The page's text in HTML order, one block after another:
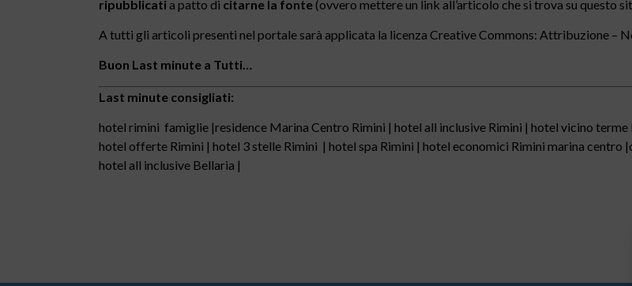
ripubblicati a patto di citarne la fonte(ovvero mettere un link all’articolo che si trova su questo
A tutti gli articoli presenti nel portale sarà applicata la licenza Creative Commons: Attribuzione –
Buon Last minute a Tutti…
Last minute consigliati:
hotel rimini famiglie |residence Marina Centro Rimini | hotel all inclusive Rimini | hotel vicino
hotel offerte Rimini | hotel 3 stelle Rimini | hotel spa Rimini | hotel economici Rimini marina
hotel all inclusive Bellaria |